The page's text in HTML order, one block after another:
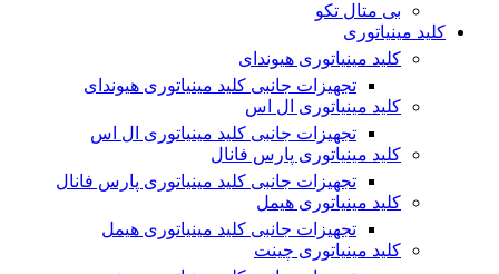
بی متال تکو
کلید مینیاتوری
کلید مینیاتوری هیوندای
تجهیزات جانبی کلید مینیاتوری هیوندای
کلید مینیاتوری ال اس
تجهیزات جانبی کلید مینیاتوری ال اس
کلید مینیاتوری پارس فانال
تجهیزات جانبی کلید مینیاتوری پارس فانال
کلید مینیاتوری هیمل
تجهیزات جانبی کلید مینیاتوری هیمل
کلید مینیاتوری چینت